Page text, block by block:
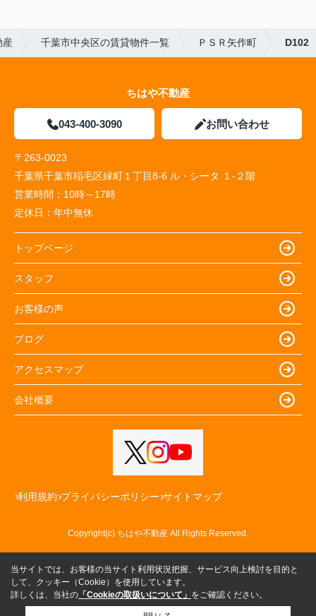
産 千葉市中央区の賃貸物件一覧 ＰＳＲ矢作町 D102
ちはや不動産
043-400-3090 お問い合わせ
〒263-0023
千葉県千葉市稲毛区緑町１丁目8-6 ル・シータ １-２階
営業時間： 10時～17時
定休日： 年中無休
トップページ
スタッフ
お客様の声
ブログ
アクセスマップ
会社概要
利用規約 プライバシーポリシー サイトマップ
Copyright(c) ちはや不動産 All Rights Reserved.
当サイトでは、お客様の当サイト利用状況把握、サービス向上検討を目的と
して、クッキー（Cookie）を使用しています。
詳しくは、当社の 「Cookieの取扱いについて」 をご確認ください。